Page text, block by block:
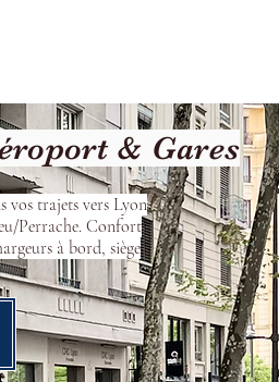
& Gares
vos trajets vers Lyon
Perrache. Confort
à bord, siège